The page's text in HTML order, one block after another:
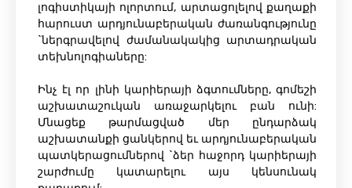
լոգիստիկայի ոլորտում, արտացոլելով քաղաքի
հարուստ արդյունաբերական ժառանգությունը
`ներգրավելով ժամանակակից արտադրական
տեխնոլոգիաները:
Ինչ էլ որ լինի կարիերայի ձգտումները, գոմեշի
աշխատաշուկան առաջարկելու բան ունի:
Մնացեք թարմացված մեր ընդարձակ
աշխատանքի ցանկերով եւ արդյունաբերական
պատկերացումներով `ձեր հաջորդ կարիերայի
շարժումը կատարելու այս կենսունակ